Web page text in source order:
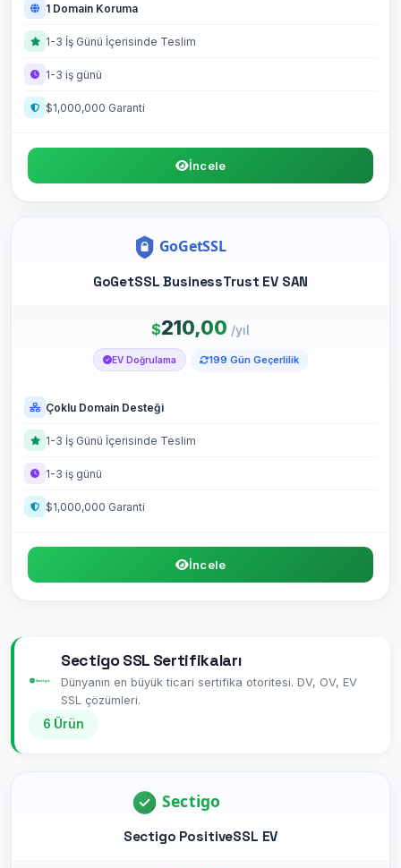
1 Domain Koruma
1-3 İş Günü İçerisinde Teslim
1-3 iş günü
$1,000,000 Garanti
İncele
GoGetSSL BusinessTrust EV SAN
$210,00 /yıl
EV Doğrulama 199 Gün Geçerlilik
Çoklu Domain Desteği
1-3 İş Günü İçerisinde Teslim
1-3 iş günü
$1,000,000 Garanti
İncele
Sectigo SSL Sertifikaları
Dünyanın en büyük ticari sertifika otoritesi. DV, OV, EV
SSL çözümleri.
6 Ürün
Sectigo PositiveSSL EV